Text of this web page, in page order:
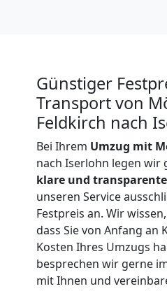
Günstiger
Transport von
Feldkirch nach
Bei Ihrem Umzug mit
nach Iserlohn legen wir
klare und
unseren Service
Festpreis an. Wir
dass Sie von Anfang an
Kosten Ihres Umzugs
besprechen wir gerne
mit Ihnen und
Feldkirch
Feldkirch
Tragehilfe
Feldkirch